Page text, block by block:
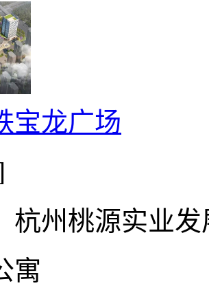
宝龙广场
杭州桃源实业
寓